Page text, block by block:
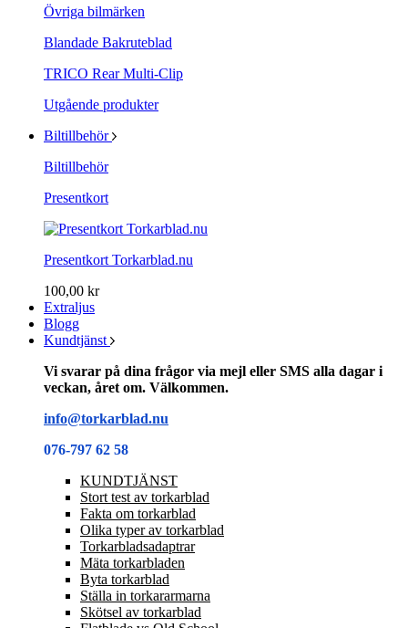
Övriga bilmärken
Blandade Bakruteblad
TRICO Rear Multi-Clip
Utgående produkter
Biltillbehör
Biltillbehör
Presentkort
Presentkort Torkarblad.nu
100,00 kr
Extraljus
Blogg
Kundtjänst
Vi svarar på dina frågor via mejl eller SMS alla dagar i
veckan, året om. Välkommen.
info@torkarblad.nu
076-797 62 58
KUNDTJÄNST
Stort test av torkarblad
Fakta om torkarblad
Olika typer av torkarblad
Torkarbladsadaptrar
Mäta torkarbladen
Byta torkarblad
Ställa in torkararmarna
Skötsel av torkarblad